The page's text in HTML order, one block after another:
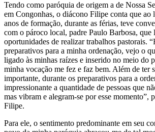
Tendo como paróquia de origem a de Nossa
em Congonhas, o diácono Filipe conta que ao
anos de formação, durante as férias, teve
com o pároco local, padre Paulo Barbosa, que
oportunidades de realizar trabalhos pastorais.
preparativos para a minha ordenação, vejo o
ligado às minhas raízes e inserido no meio do
minha vocação me fez e faz bem. Além de ter
importante, durante os preparativos para a
impressionante a quantidade de pessoas que
mas vibram e alegram-se por esse momento”,
Filipe.
Para ele, o sentimento predominante em seu